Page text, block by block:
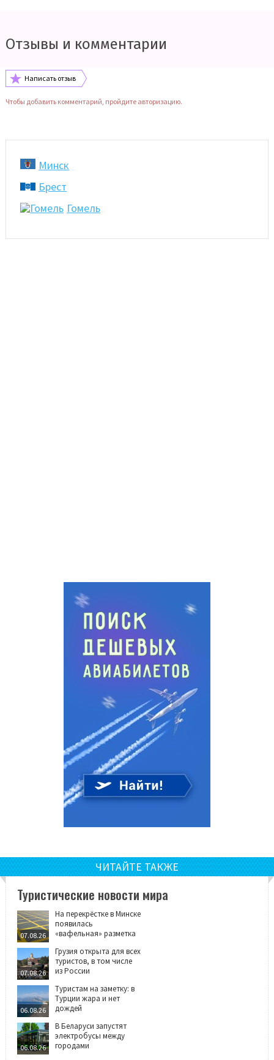
Отзывы и комментарии
Написать отзыв
Чтобы добавить комментарий, пройдите авторизацию.
Минск
Брест
Гомель
ЧИТАЙТЕ ТАКЖЕ
Туристические новости мира
07.08.26
На перекрёстке в Минске
появилась
«вафельная» разметка
07.08.26
Грузия открыта для всех
туристов, в том числе
из России
06.08.26
Туристам на заметку: в
Турции жара и нет
дождей
06.08.26
В Беларуси запустят
электробусы между
городами